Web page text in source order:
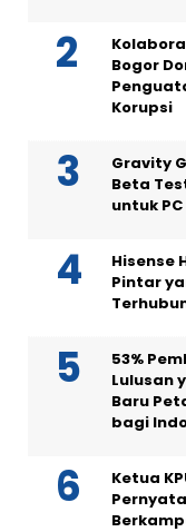
Bogor
Korupsi
Gravity
Beta
untuk PC
Hisense
Pintar
53%
Lulusan
Baru
bagi
Ketua